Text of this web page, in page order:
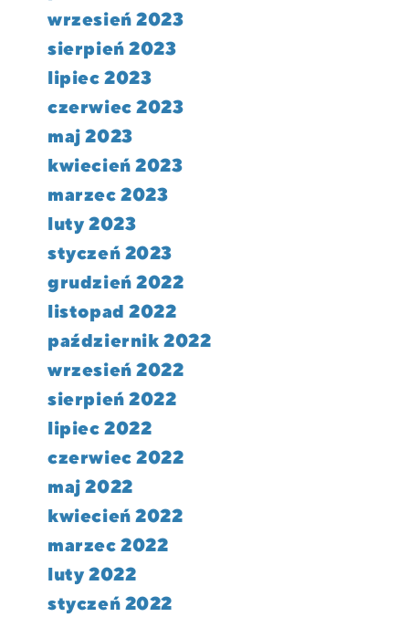
wrzesień 2023
sierpień 2023
lipiec 2023
czerwiec 2023
maj 2023
kwiecień 2023
marzec 2023
luty 2023
styczeń 2023
grudzień 2022
listopad 2022
październik 2022
wrzesień 2022
sierpień 2022
lipiec 2022
czerwiec 2022
maj 2022
kwiecień 2022
marzec 2022
luty 2022
styczeń 2022